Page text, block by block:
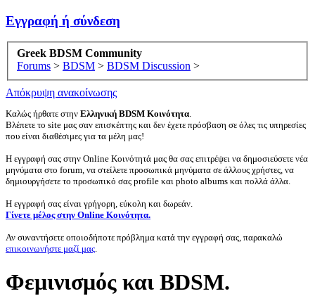
Εγγραφή ή σύνδεση
Greek BDSM Community
Forums > BDSM > BDSM Discussion >
Απόκρυψη ανακοίνωσης
Καλώς ήρθατε στην Ελληνική BDSM Κοινότητα.
Βλέπετε το site μας σαν επισκέπτης και δεν έχετε πρόσβαση σε όλες τις υπηρεσίες
που είναι διαθέσιμες για τα μέλη μας!
Η εγγραφή σας στην Online Κοινότητά μας θα σας επιτρέψει να δημοσιεύσετε νέα
μηνύματα στο forum, να στείλετε προσωπικά μηνύματα σε άλλους χρήστες, να
δημιουργήσετε το προσωπικό σας profile και photo albums και πολλά άλλα.
Η εγγραφή σας είναι γρήγορη, εύκολη και δωρεάν.
Γίνετε μέλος στην Online Κοινότητα.
Αν συναντήσετε οποιοδήποτε πρόβλημα κατά την εγγραφή σας, παρακαλώ
επικοινωνήστε μαζί μας.
Φεμινισμός και BDSM.